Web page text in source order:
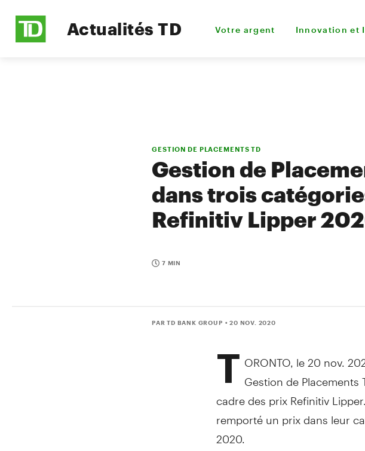
Actualités TD Votre argent Innovation et
GESTION DE PLACEMENTS TD
Gestion de
dans trois
Refinitiv Lipper
7 MIN
PAR TD BANK GROUP • 20 NOV. 2020
T ORONTO, le 20 nov.
Gestion de Placements
cadre des prix Refinitiv
remporté un prix dans leur
2020.